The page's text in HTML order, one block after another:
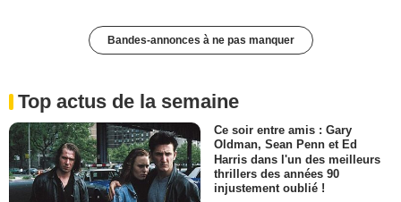
Bandes-annonces à ne pas manquer
Top actus de la semaine
Ce soir entre amis : Gary
Oldman, Sean Penn et Ed
Harris dans l'un des meilleurs
thrillers des années 90
injustement oublié !